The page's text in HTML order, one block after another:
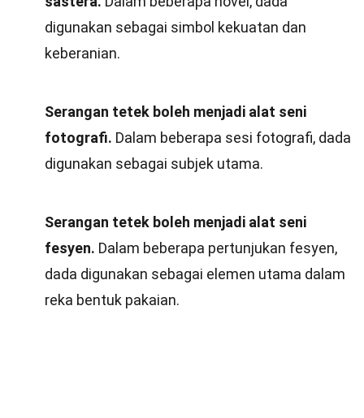
digunakan sebagai simbol kekuatan dan
keberanian.
Serangan tetek boleh menjadi alat seni
fotografi. Dalam beberapa sesi fotografi, dada
digunakan sebagai subjek utama.
Serangan tetek boleh menjadi alat seni
fesyen. Dalam beberapa pertunjukan fesyen,
dada digunakan sebagai elemen utama dalam
reka bentuk pakaian.